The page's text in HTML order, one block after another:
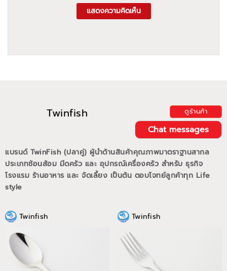
Twinfish ดูร้านค้า
Chat messages
แบรนด์ TwinFish (ปลาคู่) ผู้นำด้านสินค้าคุณภาพมาตราฐานสากล
ประเภทช้อนส้อม มีดครัว และ อุปกรณ์เครื่องครัว สำหรับ ธุรกิจ
โรงแรม ร้านอาหาร และ จัดเลี้ยง เป็นต้น ตอบโจทย์ลูกค้าทุก Life
style
Twinfish Twinfish
แสดงความคิดเห็น